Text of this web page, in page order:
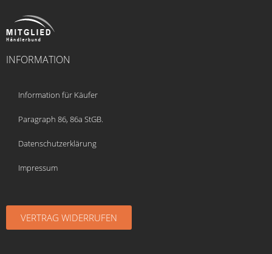
INFORMATION
Information für Käufer
Paragraph 86, 86a StGB.
Datenschutzerklärung
Impressum
VERTRAG WIDERRUFEN